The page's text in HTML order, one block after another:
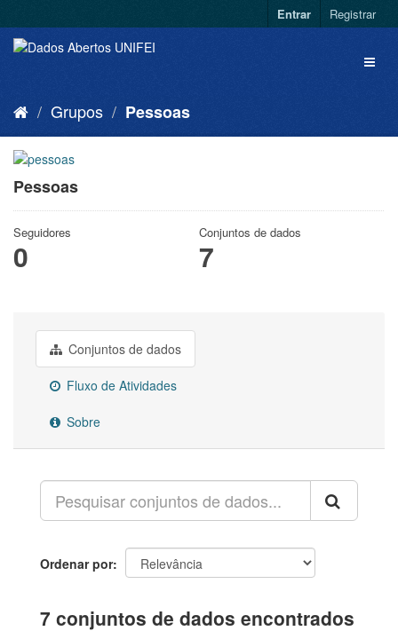
Entrar Registrar
Grupos Pessoas
Pessoas
Seguidores
0
Conjuntos de dados
7
Conjuntos de dados
Fluxo de Atividades
Sobre
Ordenar por
7 conjuntos de dados encontrados